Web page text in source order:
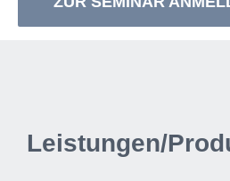
Leistungen/